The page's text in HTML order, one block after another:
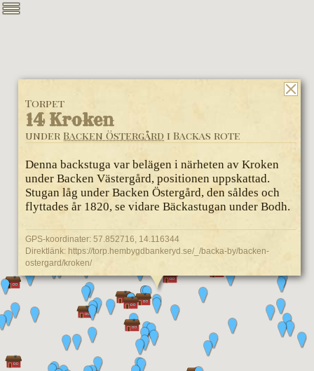
Torpet
14 Kroken
under Backen Östergård i Backas rote
Denna backstuga var belägen i närheten av Kroken
under Backen Västergård, positionen uppskattad.
Stugan låg under Backen Östergård, den såldes och
flyttades år 1820, se vidare Bäckastugan under Bodh.
GPS-koordinater: 57.852716, 14.116344
Direktlänk:https://torp.hembygdbankeryd.se/_/backa-by/backen-
ostergard/kroken/